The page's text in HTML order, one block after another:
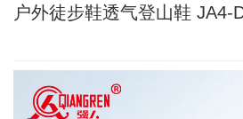
户外徒步鞋透气登山鞋 JA4-